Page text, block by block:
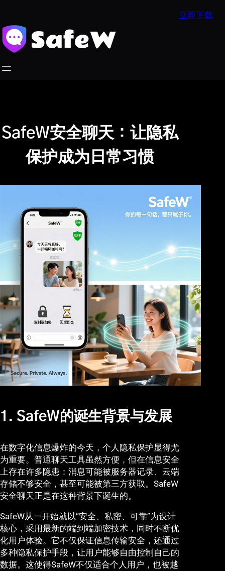
内
容
立即下载
SafeW安全聊天：让隐私
保护成为日常习惯
1. SafeW的诞生背景与发展
在数字化信息爆炸的今天，个人隐私保护显得尤
为重要。普通聊天工具虽然方便，但在信息安全
上存在许多隐患：消息可能被服务器记录、云端
存储不够安全，甚至可能被第三方获取。SafeW
安全聊天正是在这种背景下诞生的。
SafeW从一开始就以“安全、私密、可靠”为设计
核心，采用最新的端到端加密技术，同时不断优
化用户体验。它不仅保证信息传输安全，还通过
多种隐私保护手段，让用户能够自由控制自己的
数据。这使得SafeW不仅适合个人用户，也被越